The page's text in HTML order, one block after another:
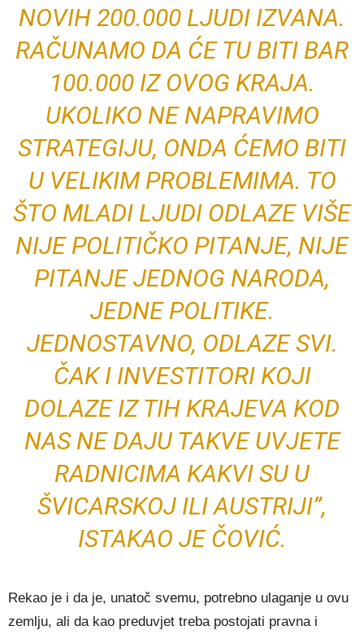
NOVIH 200.000 LJUDI IZVANA.
RAČUNAMO DA ĆE TU BITI BAR
100.000 IZ OVOG KRAJA.
UKOLIKO NE NAPRAVIMO
STRATEGIJU, ONDA ĆEMO BITI
U VELIKIM PROBLEMIMA. TO
ŠTO MLADI LJUDI ODLAZE VIŠE
NIJE POLITIČKO PITANJE, NIJE
PITANJE JEDNOG NARODA,
JEDNE POLITIKE.
JEDNOSTAVNO, ODLAZE SVI.
ČAK I INVESTITORI KOJI
DOLAZE IZ TIH KRAJEVA KOD
NAS NE DAJU TAKVE UVJETE
RADNICIMA KAKVI SU U
ŠVICARSKOJ ILI AUSTRIJI”,
ISTAKAO JE ČOVIĆ.
Rekao je i da je, unatoč svemu, potrebno ulaganje u ovu
zemlju, ali da kao preduvjet treba postojati pravna i